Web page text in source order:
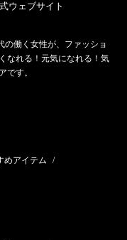
ウェブサイト
働く女性が、ファッショ
なれる！元気になれる！気
です。
めアイテム /